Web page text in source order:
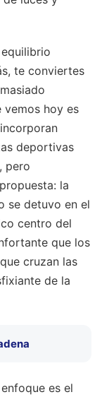
te conviertes
vemos hoy es
deportivas
pero
la
se detuvo en el
centro del
que los
cruzan las
de la
es el